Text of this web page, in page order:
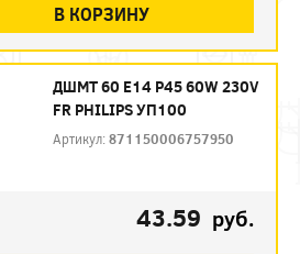
В КОРЗИНУ
ДШМТ 60 Е14 P45 60W 230V
FR PHILIPS УП100
Артикул:871150006757950
43.59 руб.